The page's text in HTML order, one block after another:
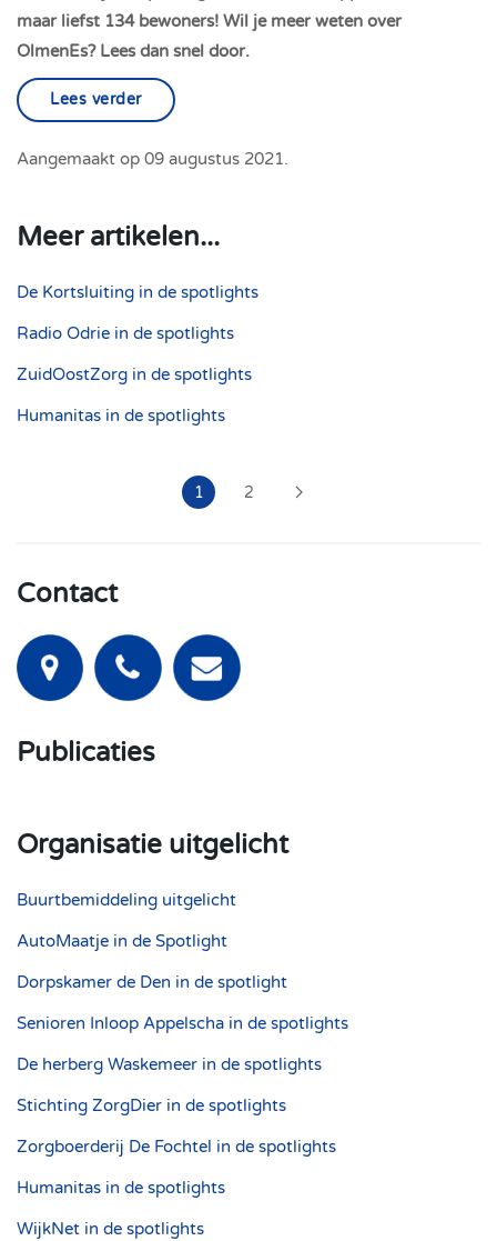
maar liefst 134 bewoners! Wil je meer weten over
OlmenEs? Lees dan snel door.
Lees verder
Aangemaakt op 09 augustus 2021.
Meer artikelen...
De Kortsluiting in de spotlights
Radio Odrie in de spotlights
ZuidOostZorg in de spotlights
Humanitas in de spotlights
1 2
Contact
Publicaties
Organisatie uitgelicht
Buurtbemiddeling uitgelicht
AutoMaatje in de Spotlight
Dorpskamer de Den in de spotlight
Senioren Inloop Appelscha in de spotlights
De herberg Waskemeer in de spotlights
Stichting ZorgDier in de spotlights
Zorgboerderij De Fochtel in de spotlights
Humanitas in de spotlights
WijkNet in de spotlights